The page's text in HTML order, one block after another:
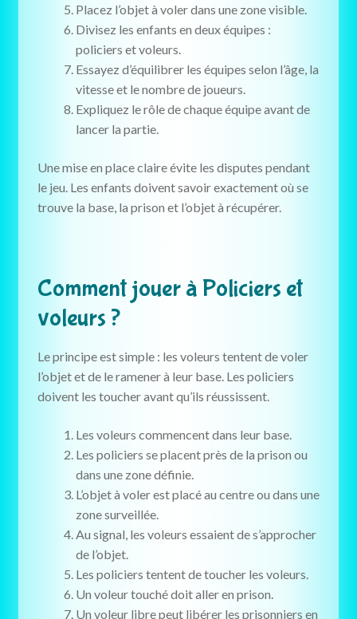
Placez l’objet à voler dans une zone visible.
Divisez les enfants en deux équipes :
policiers et voleurs.
Essayez d’équilibrer les équipes selon l’âge, la
vitesse et le nombre de joueurs.
Expliquez le rôle de chaque équipe avant de
lancer la partie.
Une mise en place claire évite les disputes pendant
le jeu. Les enfants doivent savoir exactement où se
trouve la base, la prison et l’objet à récupérer.
Comment jouer à Policiers et
voleurs ?
Le principe est simple : les voleurs tentent de voler
l’objet et de le ramener à leur base. Les policiers
doivent les toucher avant qu’ils réussissent.
Les voleurs commencent dans leur base.
Les policiers se placent près de la prison ou
dans une zone définie.
L’objet à voler est placé au centre ou dans une
zone surveillée.
Au signal, les voleurs essaient de s’approcher
de l’objet.
Les policiers tentent de toucher les voleurs.
Un voleur touché doit aller en prison.
Un voleur libre peut libérer les prisonniers en